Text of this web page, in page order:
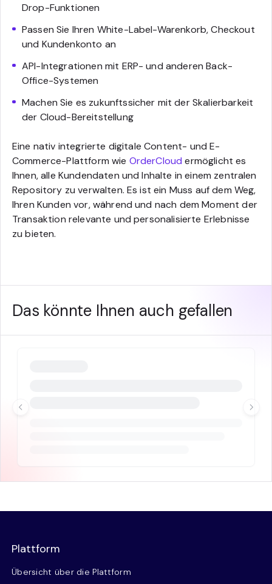
Drop-Funktionen
Passen Sie Ihren White-Label-Warenkorb, Checkout
und Kundenkonto an
API-Integrationen mit ERP- und anderen Back-
Office-Systemen
Machen Sie es zukunftssicher mit der Skalierbarkeit
der Cloud-Bereitstellung
Eine nativ integrierte digitale Content- und E-
Commerce-Plattform wie OrderCloud ermöglicht es
Ihnen, alle Kundendaten und Inhalte in einem zentralen
Repository zu verwalten. Es ist ein Muss auf dem Weg,
Ihren Kunden vor, während und nach dem Moment der
Transaktion relevante und personalisierte Erlebnisse
zu bieten.
Das könnte Ihnen auch gefallen
Plattform
Übersicht über die Plattform